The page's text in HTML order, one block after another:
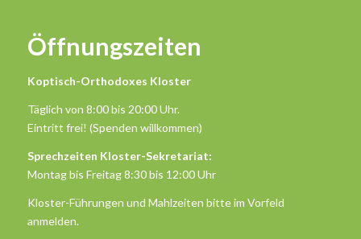
Öffnungszeiten
Koptisch-Orthodoxes Kloster
Täglich von 8:00 bis 20:00 Uhr.
Eintritt frei! (Spenden willkommen)
Sprechzeiten Kloster-Sekretariat:
Montag bis Freitag 8:30 bis 12:00 Uhr
Kloster-Führungen und Mahlzeiten bitte im Vorfeld
anmelden.